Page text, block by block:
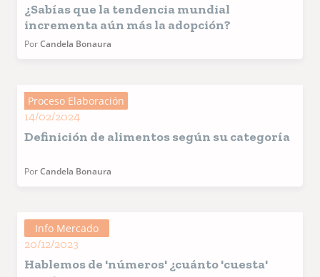
¿Sabías que la tendencia mundial
incrementa aún más la adopción?
PorCandela Bonaura
Proceso Elaboración
14/02/2024
Definición de alimentos según su categoría
PorCandela Bonaura
Info Mercado
20/12/2023
Hablemos de 'números' ¿cuánto 'cuesta'